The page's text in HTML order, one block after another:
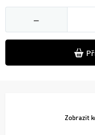
−
Zobrazit